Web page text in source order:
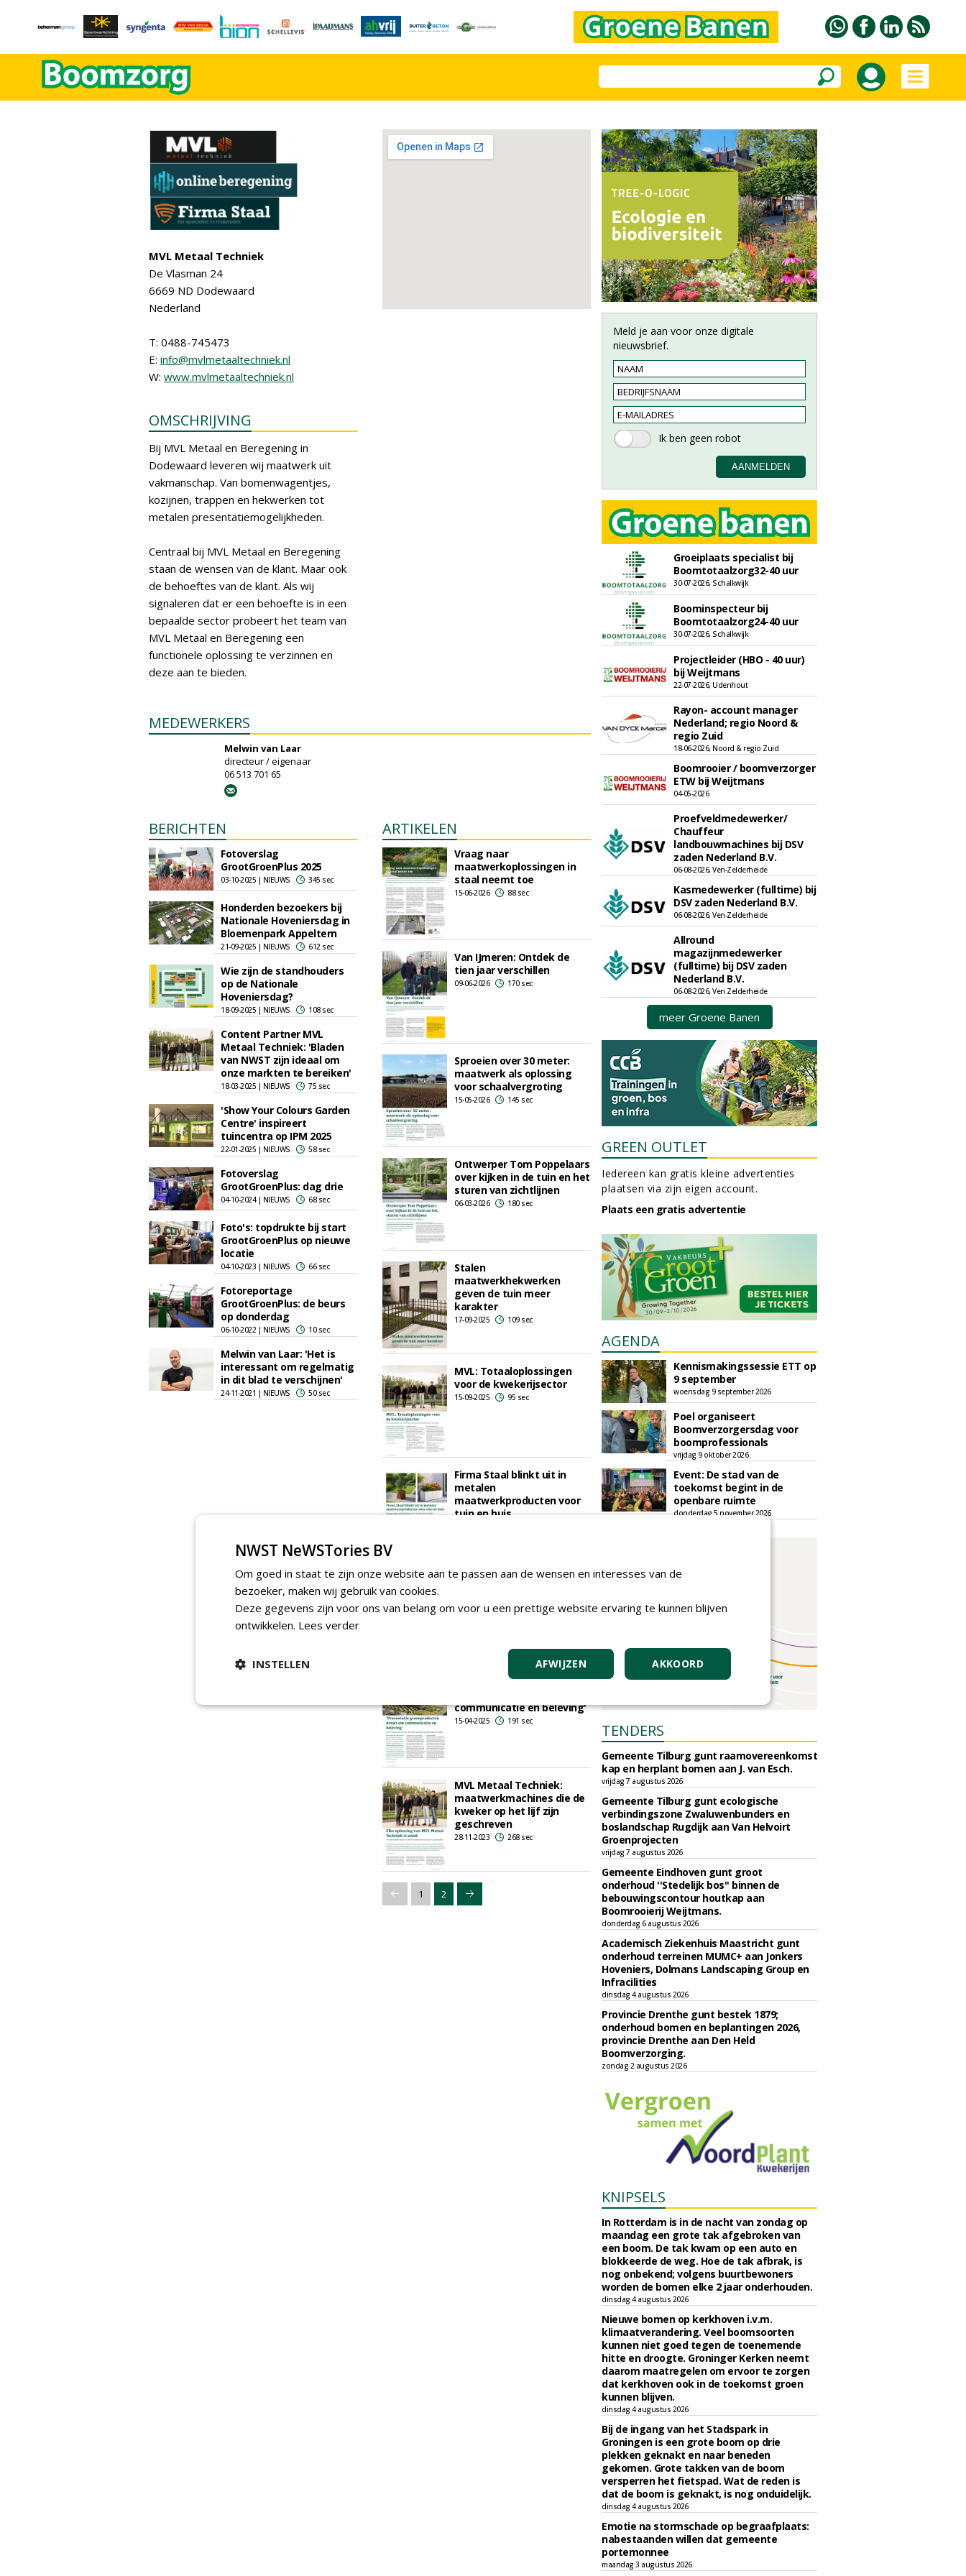
MVL Metaal Techniek
De Vlasman 24
6669 ND Dodewaard
Nederland
T: 0488-745473
E: info@mvlmetaaltechniek.nl
W: www.mvlmetaaltechniek.nl
OMSCHRIJVING
Bij MVL Metaal en Beregening in
Dodewaard leveren wij maatwerk uit
vakmanschap. Van bomenwagentjes,
kozijnen, trappen en hekwerken tot
metalen presentatiemogelijkheden.
Centraal bij MVL Metaal en Beregening
staan de wensen van de klant. Maar ook
de behoeftes van de klant. Als wij
signaleren dat er een behoefte is in een
bepaalde sector probeert het team van
MVL Metaal en Beregening een
functionele oplossing te verzinnen en
deze aan te bieden.
MEDEWERKERS
Melwin van Laar
directeur / eigenaar
06 513 701 65
BERICHTEN
Fotoverslag
GrootGroenPlus 2025
03-10-2025 | NIEUWS 345 sec
Honderden bezoekers bij
Nationale Hoveniersdag in
Bloemenpark Appeltern
21-09-2025 | NIEUWS 612 sec
Wie zijn de standhouders
op de Nationale
Hoveniersdag?
18-09-2025 | NIEUWS 108 sec
Content Partner MVL
Metaal Techniek: 'Bladen
van NWST zijn ideaal om
onze markten te bereiken'
18-03-2025 | NIEUWS 75 sec
'Show Your Colours Garden
Centre' inspireert
tuincentra op IPM 2025
22-01-2025 | NIEUWS 58 sec
Fotoverslag
GrootGroenPlus: dag drie
04-10-2024 | NIEUWS 68 sec
Foto's: topdrukte bij start
GrootGroenPlus op nieuwe
locatie
04-10-2023 | NIEUWS 66 sec
Fotoreportage
GrootGroenPlus: de beurs
op donderdag
06-10-2022 | NIEUWS 10 sec
Melwin van Laar: 'Het is
interessant om regelmatig
in dit blad te verschijnen'
24-11-2021 | NIEUWS 50 sec
ARTIKELEN
Vraag naar
maatwerkoplossingen in
staal neemt toe
15-06-2026 88 sec
Van IJmeren: Ontdek de
tien jaar verschillen
09-06-2026 170 sec
Sproeien over 30 meter:
maatwerk als oplossing
voor schaalvergroting
15-05-2026 145 sec
Ontwerper Tom Poppelaars
over kijken in de tuin en het
sturen van zichtlijnen
06-03-2026 180 sec
Stalen
maatwerkhekwerken
geven de tuin meer
karakter
17-09-2025 109 sec
MVL: Totaaloplossingen
voor de kwekerijsector
15-09-2025 95 sec
Firma Staal blinkt uit in
metalen
maatwerkproducten voor
tuin en huis
Pot-in-potsysteem
meerstammigen met
constructie
'Presentatie
communicatie en beleving'
15-04-2025 191 sec
MVL Metaal Techniek:
maatwerkmachines die de
kweker op het lijf zijn
geschreven
28-11-2023 268 sec
1 2
Meld je aan voor onze digitale
nieuwsbrief.
Groeiplaats specialist bij
Boomtotaalzorg32-40 uur
30-07-2026, Schalkwijk
Boominspecteur bij
Boomtotaalzorg24-40 uur
30-07-2026, Schalkwijk
Projectleider (HBO - 40 uur)
bij Weijtmans
22-07-2026, Udenhout
Rayon- account manager
Nederland; regio Noord &
regio Zuid
18-06-2026, Noord & regio Zuid
Boomrooier / boomverzorger
ETW bij Weijtmans
04-05-2026
Proefveldmedewerker/
Chauffeur
landbouwmachines bij DSV
zaden Nederland B.V.
06-08-2026, Ven-Zelderheide
Kasmedewerker (fulltime) bij
DSV zaden Nederland B.V.
06-08-2026, Ven-Zelderheide
Allround
magazijnmedewerker
(fulltime) bij DSV zaden
Nederland B.V.
06-08-2026, Ven Zelderheide
meer Groene Banen
GREEN OUTLET
Iedereen kan gratis kleine advertenties
plaatsen via zijn eigen account.
Plaats een gratis advertentie
AGENDA
Kennismakingssessie ETT op
9 september
woensdag 9 september 2026
Poel organiseert
Boomverzorgersdag voor
boomprofessionals
vrijdag 9 oktober 2026
Event: De stad van de
toekomst begint in de
openbare ruimte
donderdag 5 november 2026
TENDERS
Gemeente Tilburg gunt raamovereenkomst
kap en herplant bomen aan J. van Esch.
vrijdag 7 augustus 2026
Gemeente Tilburg gunt ecologische
verbindingszone Zwaluwenbunders en
boslandschap Rugdijk aan Van Helvoirt
Groenprojecten
vrijdag 7 augustus 2026
Gemeente Eindhoven gunt groot
onderhoud ''Stedelijk bos'' binnen de
bebouwingscontour houtkap aan
Boomrooierij Weijtmans.
donderdag 6 augustus 2026
Academisch Ziekenhuis Maastricht gunt
onderhoud terreinen MUMC+ aan Jonkers
Hoveniers, Dolmans Landscaping Group en
Infracilities
dinsdag 4 augustus 2026
Provincie Drenthe gunt bestek 1879;
onderhoud bomen en beplantingen 2026,
provincie Drenthe aan Den Held
Boomverzorging.
zondag 2 augustus 2026
KNIPSELS
In Rotterdam is in de nacht van zondag op
maandag een grote tak afgebroken van
een boom. De tak kwam op een auto en
blokkeerde de weg. Hoe de tak afbrak, is
nog onbekend; volgens buurtbewoners
worden de bomen elke 2 jaar onderhouden.
dinsdag 4 augustus 2026
Nieuwe bomen op kerkhoven i.v.m.
klimaatverandering. Veel boomsoorten
kunnen niet goed tegen de toenemende
hitte en droogte. Groninger Kerken neemt
daarom maatregelen om ervoor te zorgen
dat kerkhoven ook in de toekomst groen
kunnen blijven.
dinsdag 4 augustus 2026
Bij de ingang van het Stadspark in
Groningen is een grote boom op drie
plekken geknakt en naar beneden
gekomen. Grote takken van de boom
versperren het fietspad. Wat de reden is
dat de boom is geknakt, is nog onduidelijk.
dinsdag 4 augustus 2026
Emotie na stormschade op begraafplaats:
nabestaanden willen dat gemeente
portemonnee
maandag 3 augustus 2026
NWST NeWSTories BV
Om goed in staat te zijn onze website aan te passen aan de wensen en interesses van de
bezoeker, maken wij gebruik van cookies.
Deze gegevens zijn voor ons van belang om voor u een prettige website ervaring te kunnen blijven
ontwikkelen. Lees verder
AKKOORD
AFWIJZEN
INSTELLEN